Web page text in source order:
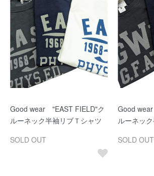
Good wear "EAST FIELD"ク
ルーネック半袖リブＴシャツ
SOLD OUT
Good
ルーネッ
SOLD OUT